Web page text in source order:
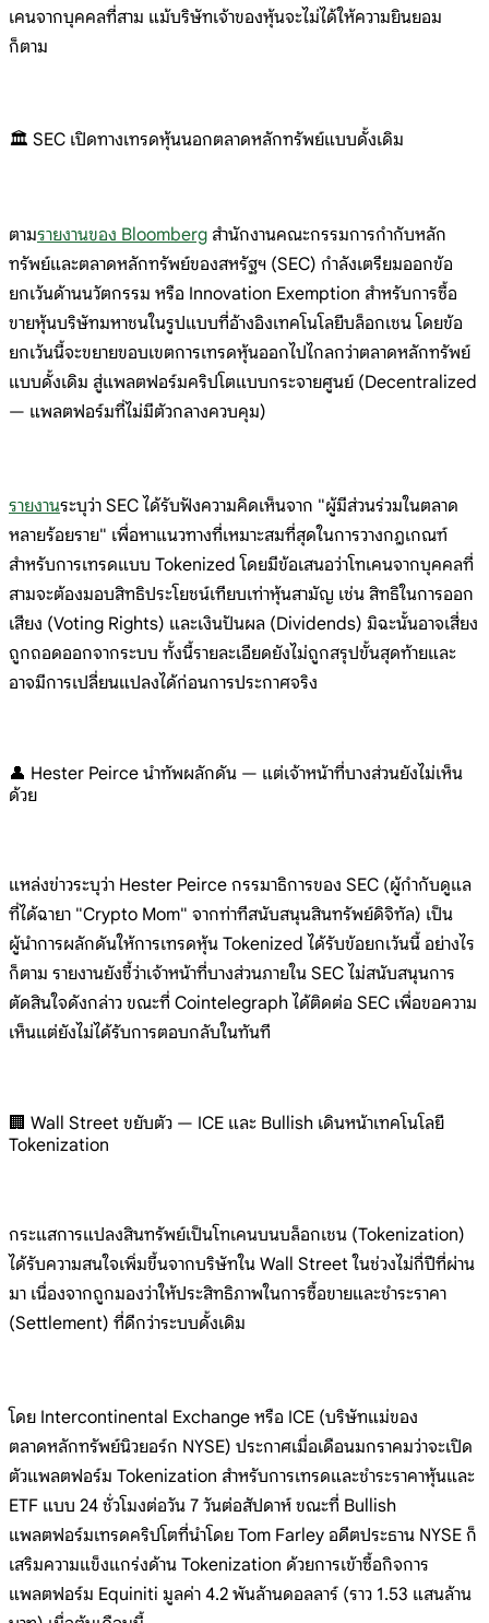
เคนจากบุคคลที่สาม แม้บริษัทเจ้าของหุ้นจะไม่ได้ให้ความยินยอม
ก็ตาม
🏛️ SEC เปิดทางเทรดหุ้นนอกตลาดหลักทรัพย์แบบดั้งเดิม
ตามรายงานของ Bloomberg สำนักงานคณะกรรมการกำกับหลัก
ทรัพย์และตลาดหลักทรัพย์ของสหรัฐฯ (SEC) กำลังเตรียมออกข้อ
ยกเว้นด้านนวัตกรรม หรือ Innovation Exemption สำหรับการซื้อ
ขายหุ้นบริษัทมหาชนในรูปแบบที่อ้างอิงเทคโนโลยีบล็อกเชน โดยข้อ
ยกเว้นนี้จะขยายขอบเขตการเทรดหุ้นออกไปไกลกว่าตลาดหลักทรัพย์
แบบดั้งเดิม สู่แพลตฟอร์มคริปโตแบบกระจายศูนย์ (Decentralized
— แพลตฟอร์มที่ไม่มีตัวกลางควบคุม)
รายงานระบุว่า SEC ได้รับฟังความคิดเห็นจาก "ผู้มีส่วนร่วมในตลาด
หลายร้อยราย" เพื่อหาแนวทางที่เหมาะสมที่สุดในการวางกฎเกณฑ์
สำหรับการเทรดแบบ Tokenized โดยมีข้อเสนอว่าโทเคนจากบุคคลที่
สามจะต้องมอบสิทธิประโยชน์เทียบเท่าหุ้นสามัญ เช่น สิทธิในการออก
เสียง (Voting Rights) และเงินปันผล (Dividends) มิฉะนั้นอาจเสี่ยง
ถูกถอดออกจากระบบ ทั้งนี้รายละเอียดยังไม่ถูกสรุปขั้นสุดท้ายและ
อาจมีการเปลี่ยนแปลงได้ก่อนการประกาศจริง
👤 Hester Peirce นำทัพผลักดัน — แต่เจ้าหน้าที่บางส่วนยังไม่เห็น
ด้วย
แหล่งข่าวระบุว่า Hester Peirce กรรมาธิการของ SEC (ผู้กำกับดูแล
ที่ได้ฉายา "Crypto Mom" จากท่าทีสนับสนุนสินทรัพย์ดิจิทัล) เป็น
ผู้นำการผลักดันให้การเทรดหุ้น Tokenized ได้รับข้อยกเว้นนี้ อย่างไร
ก็ตาม รายงานยังชี้ว่าเจ้าหน้าที่บางส่วนภายใน SEC ไม่สนับสนุนการ
ตัดสินใจดังกล่าว ขณะที่ Cointelegraph ได้ติดต่อ SEC เพื่อขอความ
เห็นแต่ยังไม่ได้รับการตอบกลับในทันที
🏢 Wall Street ขยับตัว — ICE และ Bullish เดินหน้าเทคโนโลยี
Tokenization
กระแสการแปลงสินทรัพย์เป็นโทเคนบนบล็อกเชน (Tokenization)
ได้รับความสนใจเพิ่มขึ้นจากบริษัทใน Wall Street ในช่วงไม่กี่ปีที่ผ่าน
มา เนื่องจากถูกมองว่าให้ประสิทธิภาพในการซื้อขายและชำระราคา
(Settlement) ที่ดีกว่าระบบดั้งเดิม
โดย Intercontinental Exchange หรือ ICE (บริษัทแม่ของ
ตลาดหลักทรัพย์นิวยอร์ก NYSE) ประกาศเมื่อเดือนมกราคมว่าจะเปิด
ตัวแพลตฟอร์ม Tokenization สำหรับการเทรดและชำระราคาหุ้นและ
ETF แบบ 24 ชั่วโมงต่อวัน 7 วันต่อสัปดาห์ ขณะที่ Bullish
แพลตฟอร์มเทรดคริปโตที่นำโดย Tom Farley อดีตประธาน NYSE ก็
เสริมความแข็งแกร่งด้าน Tokenization ด้วยการเข้าซื้อกิจการ
แพลตฟอร์ม Equiniti มูลค่า 4.2 พันล้านดอลลาร์ (ราว 1.53 แสนล้าน